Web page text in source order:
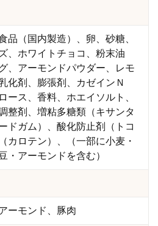
品（国内製造）、卵、砂糖、
、ホワイトチョコ、粉末油
、アーモンドパウダー、レモ
化剤、膨張剤、カゼインＮ
ース、香料、ホエイソルト、
整剤、増粘多糖類（キサンタ
ドガム）、酸化防止剤（トコ
カロテン）、（一部に小麦・
・アーモンドを含む）
ーモンド、豚肉